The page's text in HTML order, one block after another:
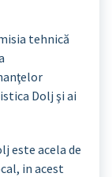
tehnică
Dolj şi ai
este acela de
in acest